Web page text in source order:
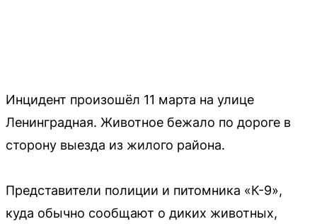
Инцидент произошёл 11 марта на улице
Ленинградная. Животное бежало по дороге в
сторону выезда из жилого района.
Представители полиции и питомника «К-9»,
куда обычно сообщают о диких животных,